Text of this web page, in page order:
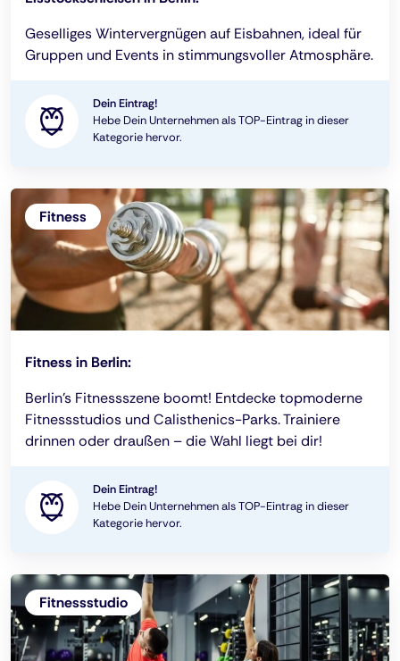
Geselliges Wintervergnügen auf Eisbahnen, ideal für
Gruppen und Events in stimmungsvoller Atmosphäre.
Dein Eintrag!
Hebe Dein Unternehmen als TOP-Eintrag in dieser
Kategorie hervor.
Fitness
Fitness in Berlin:
Berlin's Fitnessszene boomt! Entdecke topmoderne
Fitnessstudios und Calisthenics-Parks. Trainiere
drinnen oder draußen – die Wahl liegt bei dir!
Dein Eintrag!
Hebe Dein Unternehmen als TOP-Eintrag in dieser
Kategorie hervor.
Fitnessstudio